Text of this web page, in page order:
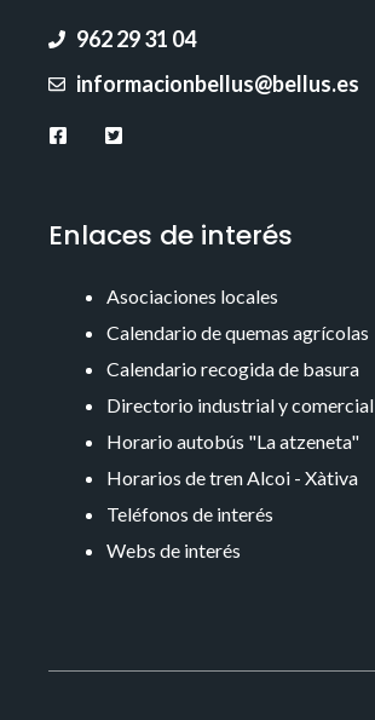
962 29 31 04
informacionbellus@bellus.es
Enlaces de interés
Asociaciones locales
Calendario de quemas agrícolas
Calendario recogida de basura
Directorio industrial y comercial
Horario autobús "La atzeneta"
Horarios de tren Alcoi - Xàtiva
Teléfonos de interés
Webs de interés